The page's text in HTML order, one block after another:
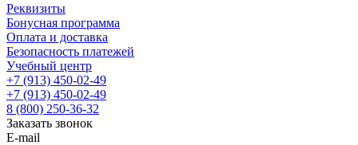
Реквизиты
Бонусная программа
Оплата и доставка
Безопасность платежей
Учебный центр
+7 (913) 450-02-49
+7 (913) 450-02-49
8 (800) 250-36-32
Заказать звонок
E-mail